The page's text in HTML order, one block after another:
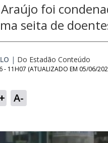
foi
seita de
| Do Estadão Conteúdo
- 11H07 (ATUALIZADO EM 05/06/
A-